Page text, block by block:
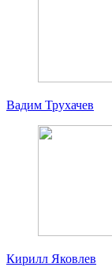
Вадим Трухачев
Кирилл Яковлев